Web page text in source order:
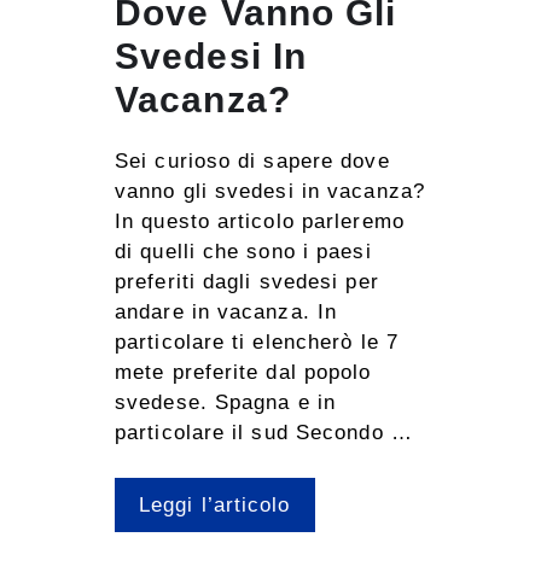
Dove Vanno Gli
Svedesi In
Vacanza?
Sei curioso di sapere dove
vanno gli svedesi in vacanza?
In questo articolo parleremo
di quelli che sono i paesi
preferiti dagli svedesi per
andare in vacanza. In
particolare ti elencherò le 7
mete preferite dal popolo
svedese. Spagna e in
particolare il sud Secondo …
Leggi l’articolo